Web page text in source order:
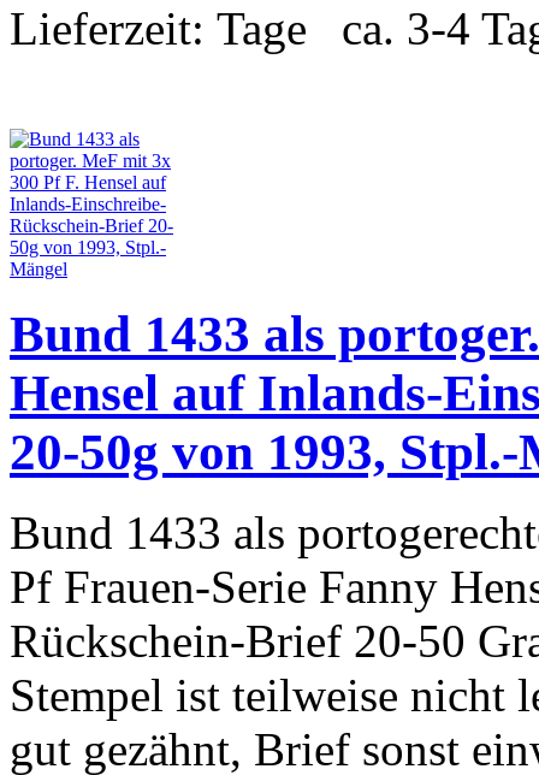
Lieferzeit: ca. 3-4
Bund 1433 als
Hensel auf Inlands-
20-50g von 1993,
Bund 1433 als
Pf Frauen-Serie Fanny
Rückschein-Brief 20-50
Stempel ist teilweise nicht
gut gezähnt, Brief sonst